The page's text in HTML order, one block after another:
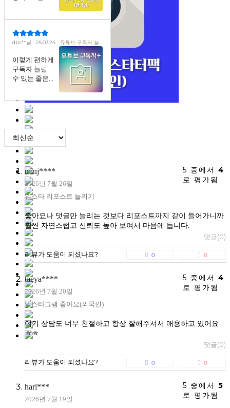
dbs**님 · 25.03.24 · 유튜브 구독자 늘
이렇게 편하게
구독자 늘릴
수 있는 줄은
5 중에서 4
로 평가됨
minj****
2026년 7월 26일
인스타 리포스트 늘리기
좋아요나 댓글만 늘리는 것보다 리포스트까지 같이 들어가니까
훨씬 자연스럽고 신뢰도 높아 보여서 마음에 듭니다.
댓글(0)
리뷰가 도움이 되셨나요? 0 0
5 중에서 4
로 평가됨
taeya****
2026년 7월 20일
인스타그램 좋아요(외국인)
여기 상담도 너무 친절하고 항상 잘해주셔서 애용하고 있어요
ㅎㅎ
댓글(0)
리뷰가 도움이 되셨나요? 0 0
5 중에서 5
로 평가됨
hari***
2026년 7월 19일